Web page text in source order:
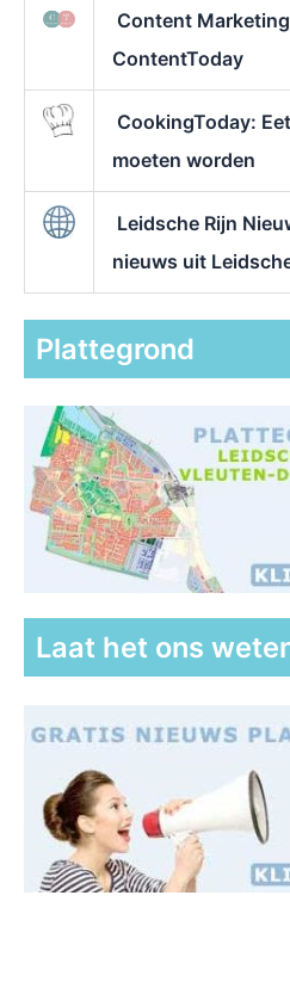
Content
ContentToday
CookingToday:
moeten worden
Leidsche Rijn
nieuws uit
Plattegrond
Laat het ons